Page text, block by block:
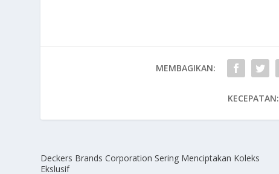
MEMBAGIKAN:
KECEPATAN:
Deckers Brands Corporation Sering Menciptakan Koleks
Ekslusif